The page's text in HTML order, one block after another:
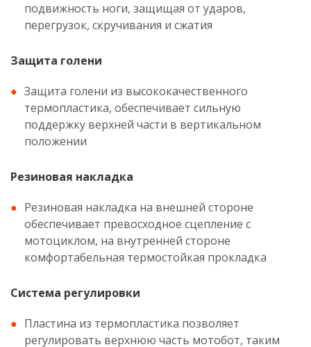
подвижность ноги, защищая от ударов,
перегрузок, скручивания и сжатия
Защита голени
Защита голени из высококачественного
термопластика, обеспечивает сильную
поддержку верхней части в вертикальном
положении
Резиновая накладка
Резиновая накладка на внешней стороне
обеспечивает превосходное сцепление с
мотоциклом, на внутренней стороне
комфортабельная термостойкая прокладка
Система регулировки
Пластина из термопластика позволяет
регулировать верхнюю часть мотобот, таким